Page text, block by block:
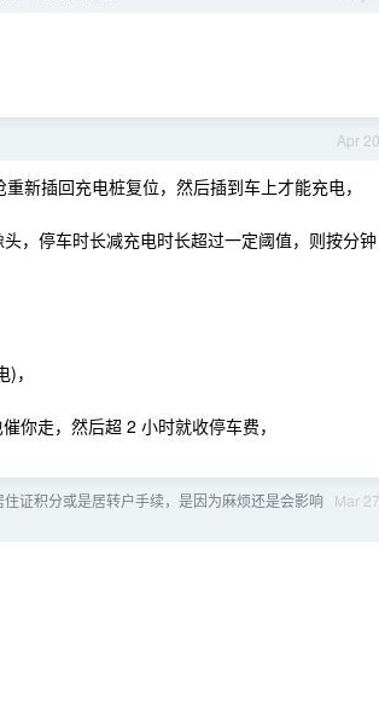
Apr 20
新插回充电桩复位，然后插到车上才能充电，
，停车时长减充电时长超过一定阈值，则按分钟
，
你走，然后超 2 小时就收停车费，
Mar 27
证积分或是居转户手续，是因为麻烦还是会影响